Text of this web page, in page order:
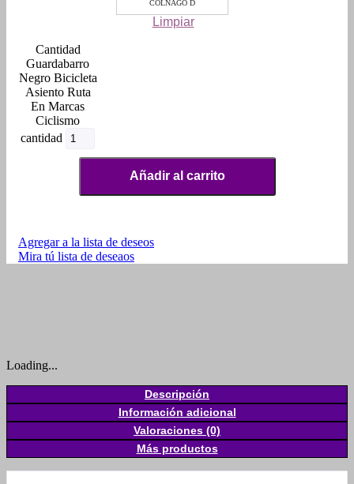
COLNAGO D
Limpiar
Guardabarro
Negro Bicicleta
Asiento Ruta
En Marcas
Ciclismo
cantidad
Añadir al carrito
Agregar a la lista de deseos
Mira tú lista de deseaos
Loading...
Descripción
Información adicional
Valoraciones (0)
Más productos